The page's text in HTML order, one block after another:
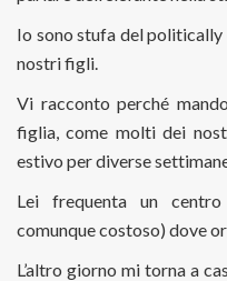
Io sono stufa del
nostri figli.
Vi racconto perché
figlia, come molti dei
estivo per diverse
Lei frequenta un
comunque costoso) dove
L’altro giorno mi torna a